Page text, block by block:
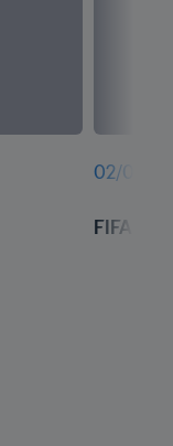
02/05
FIFA